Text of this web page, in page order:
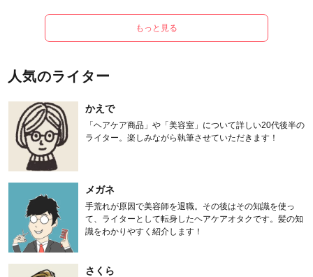
もっと見る
人気のライター
かえで
「ヘアケア商品」や「美容室」について詳しい20代後半の
ライター。楽しみながら執筆させていただきます！
メガネ
手荒れが原因で美容師を退職。その後はその知識を使っ
て、ライターとして転身したヘアケアオタクです。髪の知
識をわかりやすく紹介します！
さくら